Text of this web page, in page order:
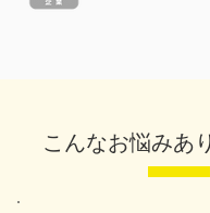
こんなお悩みあ